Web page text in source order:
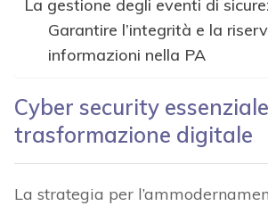
La gestione degli eventi di
Garantire l’integrità e la
informazioni nella PA
Cyber security
trasformazione digitale
La strategia per